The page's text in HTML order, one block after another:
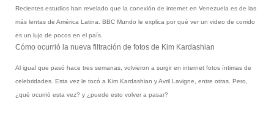
Recientes estudios han revelado que la conexión de internet en Venezuela es de las
más lentas de América Latina. BBC Mundo le explica por qué ver un video de corrido
es un lujo de pocos en el país.
Cómo ocurrió la nueva filtración de fotos de Kim Kardashian
Al igual que pasó hace tres semanas, volvieron a surgir en internet fotos íntimas de
celebridades. Esta vez le tocó a Kim Kardashian y Avril Lavigne, entre otras. Pero,
¿qué ocurrió esta vez? y ¿puede esto volver a pasar?